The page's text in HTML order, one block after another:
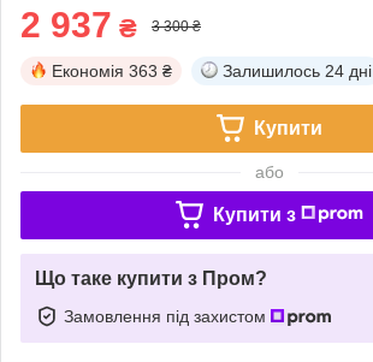
2 937 ₴ 3 300 ₴
Економія 363 ₴ Залишилось 24 дні
Купити
або
Купити з
Що таке купити з Пром?
Замовлення під захистом